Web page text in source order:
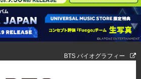
BTS バイオグラフィー